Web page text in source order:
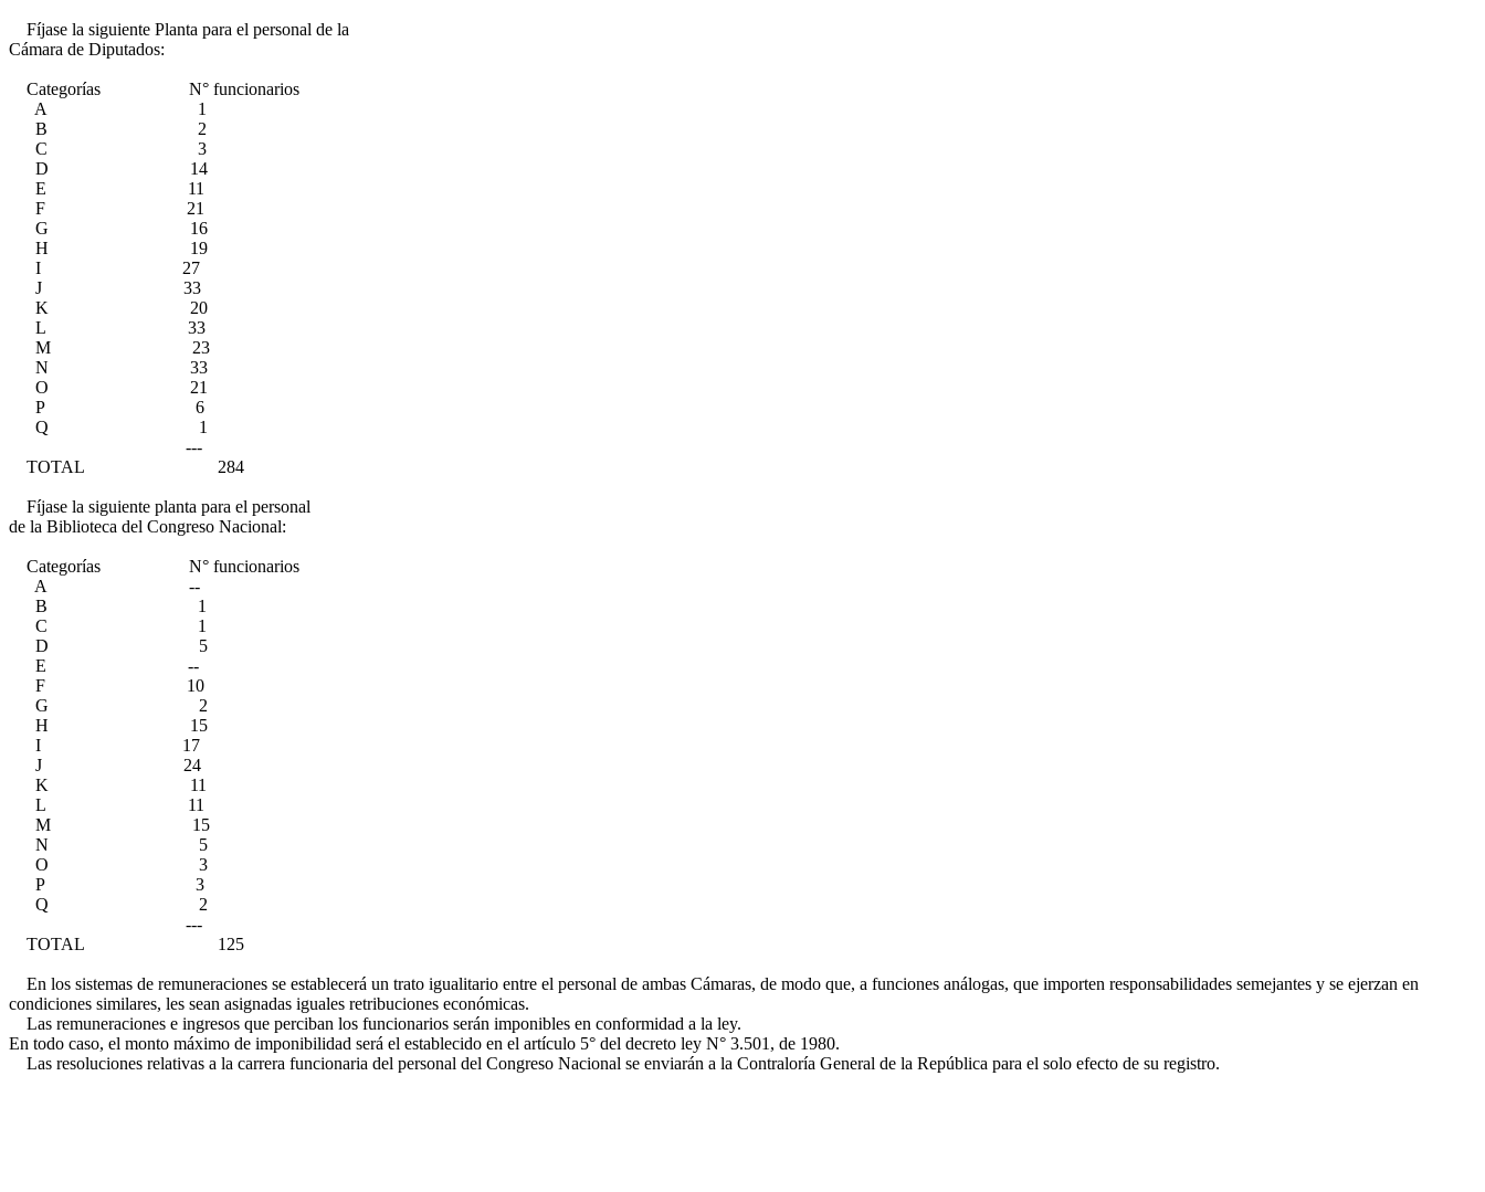
Fíjase la siguiente Planta para el personal de la
Cámara de Diputados:
Categorías N° funcionarios
A 1
B 2
C 3
D 14
E 11
F 21
G 16
H 19
I 27
J 33
K 20
L 33
M 23
N 33
O 21
P 6
Q 1
---
TOTAL 284
Fíjase la siguiente planta para el personal
de la Biblioteca del Congreso Nacional:
Categorías N° funcionarios
A --
B 1
C 1
D 5
E --
F 10
G 2
H 15
I 17
J 24
K 11
L 11
M 15
N 5
O 3
P 3
Q 2
---
TOTAL 125
En los sistemas de remuneraciones se establecerá un trato igualitario entre el personal de ambas Cámaras, de modo que, a funciones análogas, que importen responsabilidades semejantes y se ejerzan en
condiciones similares, les sean asignadas iguales retribuciones económicas.
Las remuneraciones e ingresos que perciban los funcionarios serán imponibles en conformidad a la ley.
En todo caso, el monto máximo de imponibilidad será el establecido en el artículo 5° del decreto ley N° 3.501, de 1980.
Las resoluciones relativas a la carrera funcionaria del personal del Congreso Nacional se enviarán a la Contraloría General de la República para el solo efecto de su registro.